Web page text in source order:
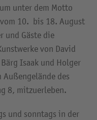
unter dem Motto
vom 10. bis 18. August
und Gäste die
von David
Isaak und Holger
Außengelände des
8, mitzuerleben.
und sonntags in der